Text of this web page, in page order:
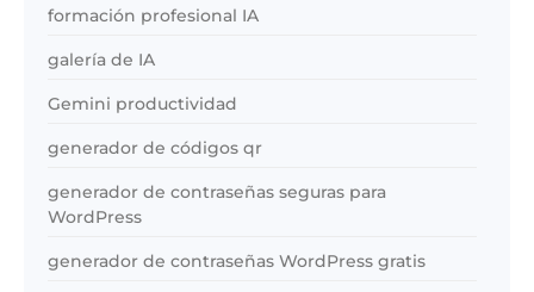
formación profesional IA
galería de IA
Gemini productividad
generador de códigos qr
generador de contraseñas seguras para
WordPress
generador de contraseñas WordPress gratis